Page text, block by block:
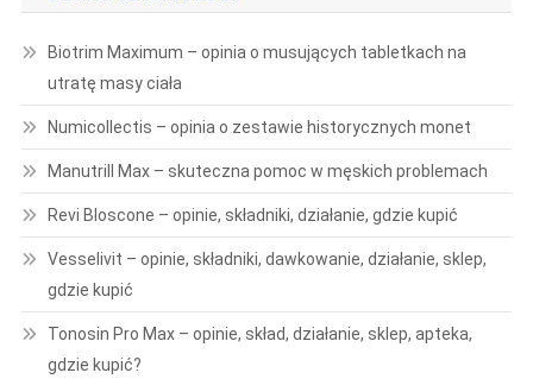
Biotrim Maximum – opinia o musujących tabletkach na
utratę masy ciała
Numicollectis – opinia o zestawie historycznych monet
Manutrill Max – skuteczna pomoc w męskich problemach
Revi Bloscone – opinie, składniki, działanie, gdzie kupić
Vesselivit – opinie, składniki, dawkowanie, działanie, sklep,
gdzie kupić
Tonosin Pro Max – opinie, skład, działanie, sklep, apteka,
gdzie kupić?